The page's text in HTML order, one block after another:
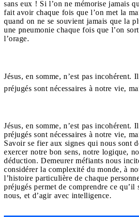
sans eux ! Si l’on ne mémorise jamais
fait avoir chaque fois que l’on met la
quand on ne se souvient jamais que la
une pneumonie chaque fois que l’on
l’orage.
Jésus, en somme, n’est pas incohérent.
préjugés sont nécessaires à notre vie,
Jésus, en somme, n’est pas incohérent.
préjugés sont nécessaires à notre vie,
Savoir se fier aux signes qui nous sont
exercer notre bon sens, notre logique,
déduction. Demeurer méfiants nous
considérer la complexité du monde, à
l’histoire particulière de chaque
préjugés permet de comprendre ce qu’il
nous, et d’agir avec intelligence.